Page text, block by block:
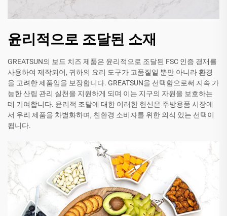
윤리적으로 조달된 소재
GREATSUN의 보드 치즈 제품은 윤리적으로 조달된 FSC 인증 경재를
사용하여 제작되어, 귀하의 요리 도구가 고품질일 뿐만 아니라 환경
을 고려한 제품임을 보장합니다. GREATSUN을 선택함으로써 지속 가
능한 산림 관리 실천을 지원하게 되며 이는 지구의 자원을 보호하는
데 기여합니다. 윤리적 조달에 대한 이러한 헌신은 주방용품 시장에
서 우리 제품을 차별화하며, 친환경 소비자를 위한 의식 있는 선택이
됩니다.